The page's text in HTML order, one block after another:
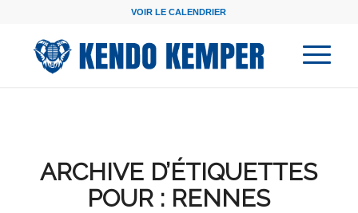
VOIR LE CALENDRIER
ARCHIVE D’ÉTIQUETTES
POUR : RENNES